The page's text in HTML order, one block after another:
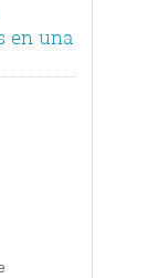
en una